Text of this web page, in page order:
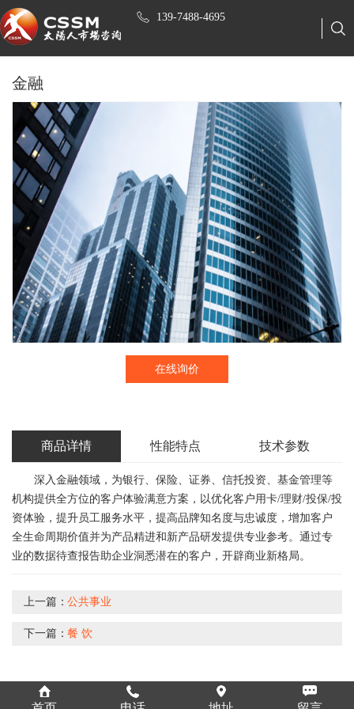
139-7488-4695
金融
在线询价
商品详情 性能特点 技术参数
深入金融领域，为银行、保险、证券、信托投资、基金管理等
机构提供全方位的客户体验满意方案，以优化客户用卡/理财/投保/投
资体验，提升员工服务水平，提高品牌知名度与忠诚度，增加客户
全生命周期价值并为产品精进和新产品研发提供专业参考。通过专
业的数据待查报告助企业洞悉潜在的客户，开辟商业新格局。
上一篇：公共事业
下一篇：餐 饮